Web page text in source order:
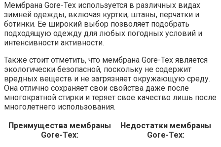
Мембрана Gore-Tex используется в различных видах
зимней одежды, включая куртки, штаны, перчатки и
ботинки. Ее широкий выбор позволяет подобрать
подходящую одежду для любых погодных условий и
интенсивности активности.
Также стоит отметить, что мембрана Gore-Tex является
экологически безопасной, поскольку не содержит
вредных веществ и не загрязняет окружающую среду.
Она отлично сохраняет свои свойства даже после
многократной стирки и теряет свое качество лишь после
многолетнего использования.
Преимущества мембраны
Gore-Tex:
Недостатки мембраны
Gore-Tex: